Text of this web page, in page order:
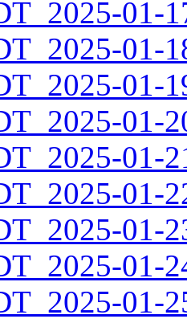
01-
01-
01-
01-
01-
01-
01-
01-
01-